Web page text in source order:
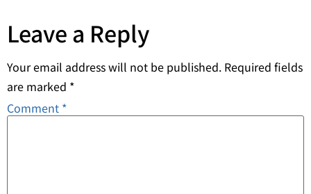
Leave a Reply
Your email address will not be published. Required fields
are marked *
Comment *